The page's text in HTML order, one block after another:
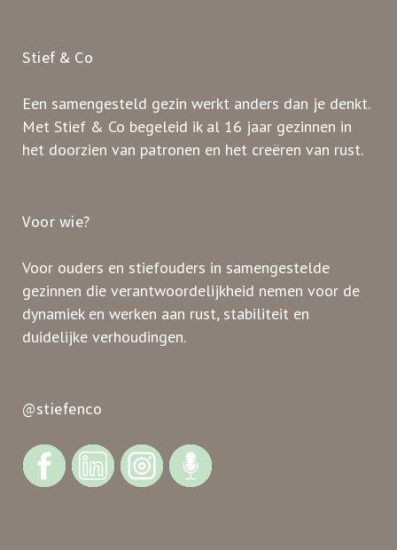
Stief & Co
Een samengesteld gezin werkt anders dan je denkt.
Met Stief & Co begeleid ik al 16 jaar gezinnen in
het doorzien van patronen en het creëren van rust.
Voor wie?
Voor ouders en stiefouders in samengestelde
gezinnen die verantwoordelijkheid nemen voor de
dynamiek en werken aan rust, stabiliteit en
duidelijke verhoudingen.
@stiefenco